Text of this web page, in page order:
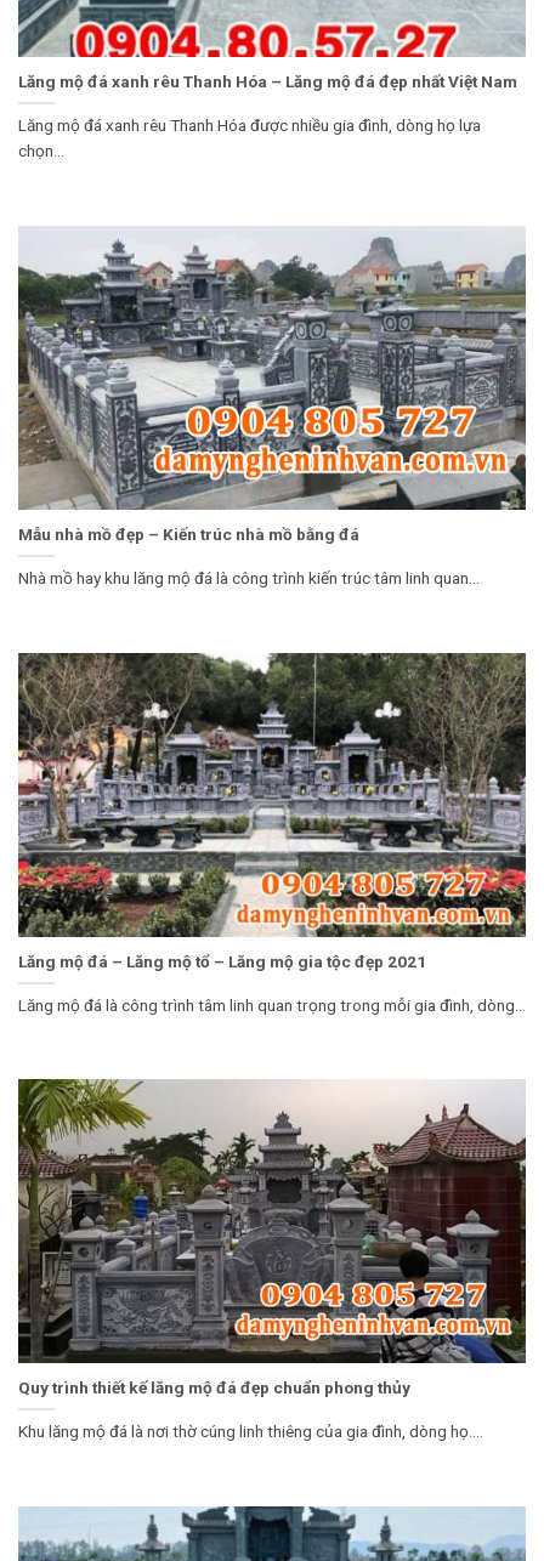
Lăng mộ đá xanh rêu Thanh Hóa – Lăng mộ đá đẹp nhất Việt Nam
Lăng mộ đá xanh rêu Thanh Hóa được nhiều gia đình, dòng họ lựa
chọn...
Mẫu nhà mồ đẹp – Kiến trúc nhà mồ bằng đá
Nhà mồ hay khu lăng mộ đá là công trình kiến trúc tâm linh quan...
Lăng mộ đá – Lăng mộ tổ – Lăng mộ gia tộc đẹp 2021
Lăng mộ đá là công trình tâm linh quan trọng trong mỗi gia đình, dòng...
Quy trình thiết kế lăng mộ đá đẹp chuẩn phong thủy
Khu lăng mộ đá là nơi thờ cúng linh thiêng của gia đình, dòng họ....